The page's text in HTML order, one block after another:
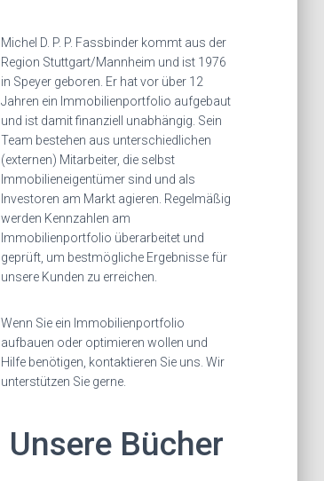
Michel D. P. P. Fassbinder kommt aus der
Region Stuttgart/Mannheim und ist 1976
in Speyer geboren. Er hat vor über 12
Jahren ein Immobilienportfolio aufgebaut
und ist damit finanziell unabhängig. Sein
Team bestehen aus unterschiedlichen
(externen) Mitarbeiter, die selbst
Immobilieneigentümer sind und als
Investoren am Markt agieren. Regelmäßig
werden Kennzahlen am
Immobilienportfolio überarbeitet und
geprüft, um bestmögliche Ergebnisse für
unsere Kunden zu erreichen.
Wenn Sie ein Immobilienportfolio
aufbauen oder optimieren wollen und
Hilfe benötigen, kontaktieren Sie uns. Wir
unterstützen Sie gerne.
Unsere Bücher